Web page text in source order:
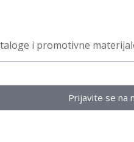
i promotivne
Prijavite se na